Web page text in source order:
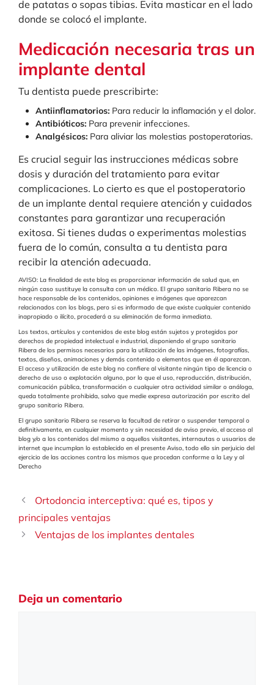
de patatas o sopas tibias. Evita masticar en el lado
donde se colocó el implante.
Medicación necesaria tras un
implante dental
Tu dentista puede prescribirte:
Antiinflamatorios: Para reducir la inflamación y el dolor.
Antibióticos: Para prevenir infecciones.
Analgésicos: Para aliviar las molestias postoperatorias.
Es crucial seguir las instrucciones médicas sobre
dosis y duración del tratamiento para evitar
complicaciones. Lo cierto es que el postoperatorio
de un implante dental requiere atención y cuidados
constantes para garantizar una recuperación
exitosa. Si tienes dudas o experimentas molestias
fuera de lo común, consulta a tu dentista para
recibir la atención adecuada.
AVISO: La finalidad de este blog es proporcionar información de salud que, en
ningún caso sustituye la consulta con un médico. El grupo sanitario Ribera no se
hace responsable de los contenidos, opiniones e imágenes que aparezcan
relacionados con los blogs, pero si es informado de que existe cualquier contenido
inapropiado o ilícito, procederá a su eliminación de forma inmediata.
Los textos, artículos y contenidos de este blog están sujetos y protegidos por
derechos de propiedad intelectual e industrial, disponiendo el grupo sanitario
Ribera de los permisos necesarios para la utilización de las imágenes, fotografías,
textos, diseños, animaciones y demás contenido o elementos que en él aparezcan.
El acceso y utilización de este blog no confiere al visitante ningún tipo de licencia o
derecho de uso o explotación alguno, por lo que el uso, reproducción, distribución,
comunicación pública, transformación o cualquier otra actividad similar o análoga,
queda totalmente prohibida, salvo que medie expresa autorización por escrito del
grupo sanitario Ribera.
El grupo sanitario Ribera se reserva la facultad de retirar o suspender temporal o
definitivamente, en cualquier momento y sin necesidad de aviso previo, el acceso al
blog y/o a los contenidos del mismo a aquellos visitantes, internautas o usuarios de
internet que incumplan lo establecido en el presente Aviso, todo ello sin perjuicio del
ejercicio de las acciones contra los mismos que procedan conforme a la Ley y al
Derecho
Ortodoncia interceptiva: qué es, tipos y
principales ventajas
Ventajas de los implantes dentales
Deja un comentario